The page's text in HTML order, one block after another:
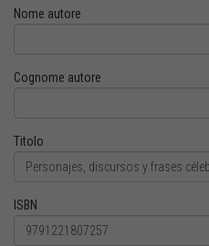
Nome autore
Cognome autore
Titolo
ISBN